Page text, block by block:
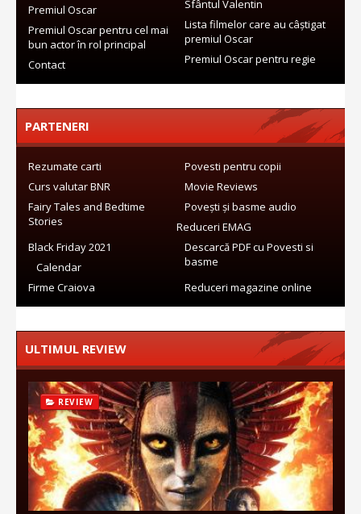
Sfântul Valentin
Premiul Oscar
Lista filmelor care au câștigat
premiul Oscar
Premiul Oscar pentru cel mai
bun actor în rol principal
Premiul Oscar pentru regie
Contact
PARTENERI
Rezumate carti
Povesti pentru copii
Curs valutar BNR
Movie Reviews
Fairy Tales and Bedtime
Stories
Povești și basme audio
Reduceri EMAG
Descarcă PDF cu Povesti si
basme
Black Friday 2021
Calendar
Firme Craiova
Reduceri magazine online
ULTIMUL REVIEW
REVIEW